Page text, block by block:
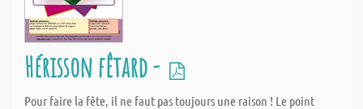
Hérisson fêtard -
Pour faire la fête, il ne faut pas toujours une raison ! Le point